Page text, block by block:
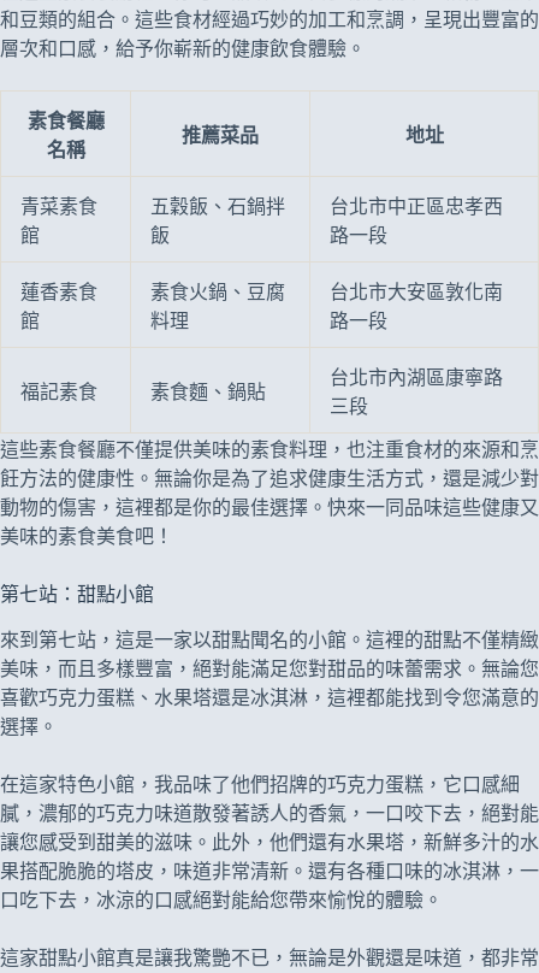
和豆類的組合。這些食材經過巧妙的加工和烹調，呈現出豐富的
層次和口感，給予你嶄新的健康飲食體驗。
素食餐廳
名稱
推薦菜品 地址
青菜素食
館
五穀飯、石鍋拌
飯
台北市中正區忠孝西
路一段
蓮香素食
館
素食火鍋、豆腐
料理
台北市大安區敦化南
路一段
福記素食 素食麵、鍋貼
台北市內湖區康寧路
三段
這些素食餐廳不僅提供美味的素食料理，也注重食材的來源和烹
飪方法的健康性。無論你是為了追求健康生活方式，還是減少對
動物的傷害，這裡都是你的最佳選擇。快來一同品味這些健康又
美味的素食美食吧！
第七站：甜點小館
來到第七站，這是一家以甜點聞名的小館。這裡的甜點不僅精緻
美味，而且多樣豐富，絕對能滿足您對甜品的味蕾需求。無論您
喜歡巧克力蛋糕、水果塔還是冰淇淋，這裡都能找到令您滿意的
選擇。
在這家特色小館，我品味了他們招牌的巧克力蛋糕，它口感細
膩，濃郁的巧克力味道散發著誘人的香氣，一口咬下去，絕對能
讓您感受到甜美的滋味。此外，他們還有水果塔，新鮮多汁的水
果搭配脆脆的塔皮，味道非常清新。還有各種口味的冰淇淋，一
口吃下去，冰涼的口感絕對能給您帶來愉悅的體驗。
這家甜點小館真是讓我驚艷不已，無論是外觀還是味道，都非常